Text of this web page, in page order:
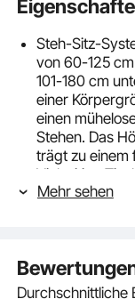
Steh-Sitz-
von 60-125
101-180 cm
einer
einen
Stehen. Das
trägt zu einem
Vielseitige
Tischbeine
individuelle
Mehr sehen
Durchschnittliche